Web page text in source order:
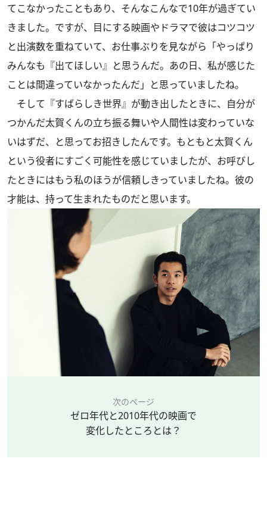
てこなかったこともあり、そんなこんなで10年が過ぎてい
きました。ですが、目にする映画やドラマで彼はコツコツ
と出演数を重ねていて、お仕事ぶりを見ながら「やっぱり
みんなも『出てほしい』と思うんだ。あの日、私が感じた
ことは間違っていなかったんだ」と思っていましたね。
そして『すばらしき世界』が動き出したときに、自分が
つかんだ太賀くんの立ち振る舞いや人間性は変わっていな
いはずだ、と思ってお招きしたんです。もともと太賀くん
という役者にすごく可能性を感じていましたが、お呼びし
たときにはもう私のほうが信頼しきっていましたね。彼の
才能は、持って生まれたものだと思います。
次のページ
ゼロ年代と2010年代の映画で
変化したところとは？